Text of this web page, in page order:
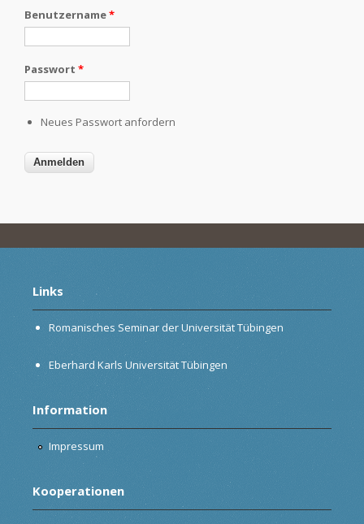
Benutzername*
Passwort *
Neues Passwort anfordern
Links
Romanisches Seminar der Universität Tübingen
Eberhard Karls Universität Tübingen
Information
Impressum
Kooperationen